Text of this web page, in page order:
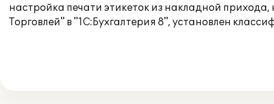
настройка печати этикеток из накладной
Торговлей" в "1С:Бухгалтерия 8", установлен